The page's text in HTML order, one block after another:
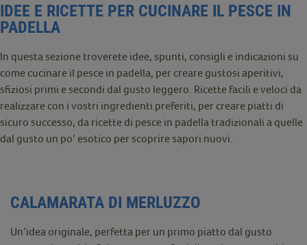
IDEE E RICETTE PER CUCINARE IL PESCE IN
PADELLA
In questa sezione troverete idee, spunti, consigli e indicazioni su
come cucinare il pesce in padella, per creare gustosi aperitivi,
sfiziosi primi e secondi dal gusto leggero. Ricette facili e veloci da
realizzare con i vostri ingredienti preferiti, per creare piatti di
sicuro successo, da ricette di pesce in padella tradizionali a quelle
dal gusto un po’ esotico per scoprire sapori nuovi.
CALAMARATA DI MERLUZZO
Un’idea originale, perfetta per un primo piatto dal gusto